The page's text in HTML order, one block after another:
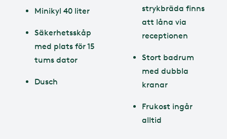
Minikyl 40 liter
Säkerhetsskåp
med plats för 15
tums dator
Dusch
strykbräda finns
att låna via
receptionen
Stort badrum
med dubbla
kranar
Frukost ingår
alltid